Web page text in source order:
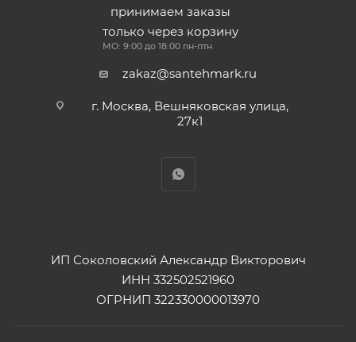
принимаем заказы
только через корзину
МО: 9:00 до 18:00 пн-птн
zakaz@santehmark.ru
г. Москва, Вешняковская улица,
27к1
ИП Соколовский Александр Викторович
ИНН 332502521960
ОГРНИП 322330000013970